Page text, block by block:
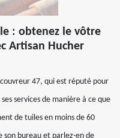
: obtenez le vôtre
Artisan Hucher
47, qui est réputé pour
services de manière à ce que
de tuiles en moins de 60
son bureau et parlez-en de